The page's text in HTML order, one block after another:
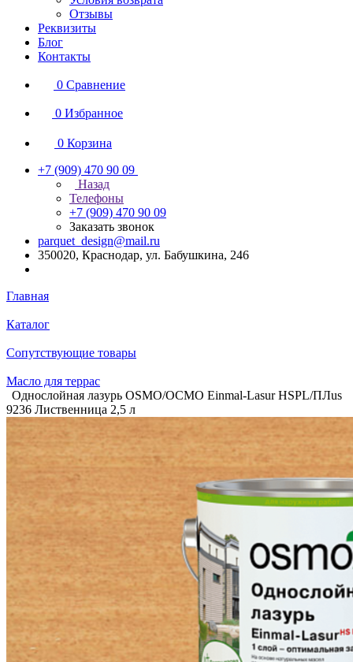
Отзывы
Реквизиты
Блог
Контакты
0 Сравнение
0 Избранное
0 Корзина
+7 (909) 470 90 09
Назад
Телефоны
+7 (909) 470 90 09
Заказать звонок
parquet_design@mail.ru
350020, Краснодар, ул. Бабушкина, 246
Главная
Каталог
Сопутствующие товары
Масло для террас
Однослойная лазурь OSMO/ОСМО Einmal-Lasur HSPL/ПЛus
9236 Лиственница 2,5 л